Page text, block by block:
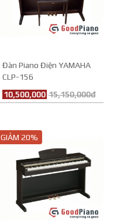
Đàn Piano Điện YAMAHA
CLP-156
10,500,000 15,150,000đ
GIẢM 20%